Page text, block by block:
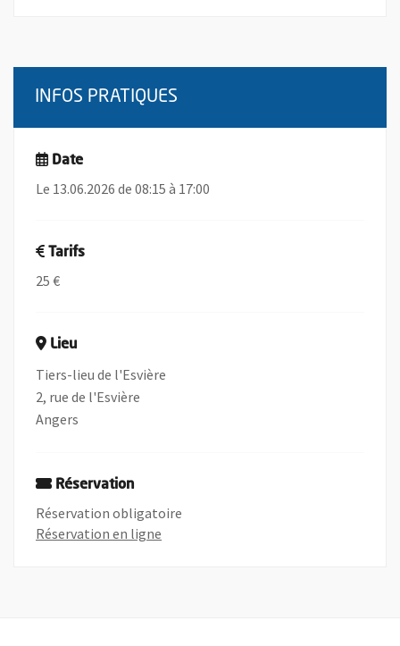
INFOS PRATIQUES
Date
Le 13.06.2026 de 08:15 à 17:00
Tarifs
25 €
Lieu
Tiers-lieu de l'Esvière
2, rue de l'Esvière
Angers
Réservation
Réservation obligatoire
Réservation en ligne